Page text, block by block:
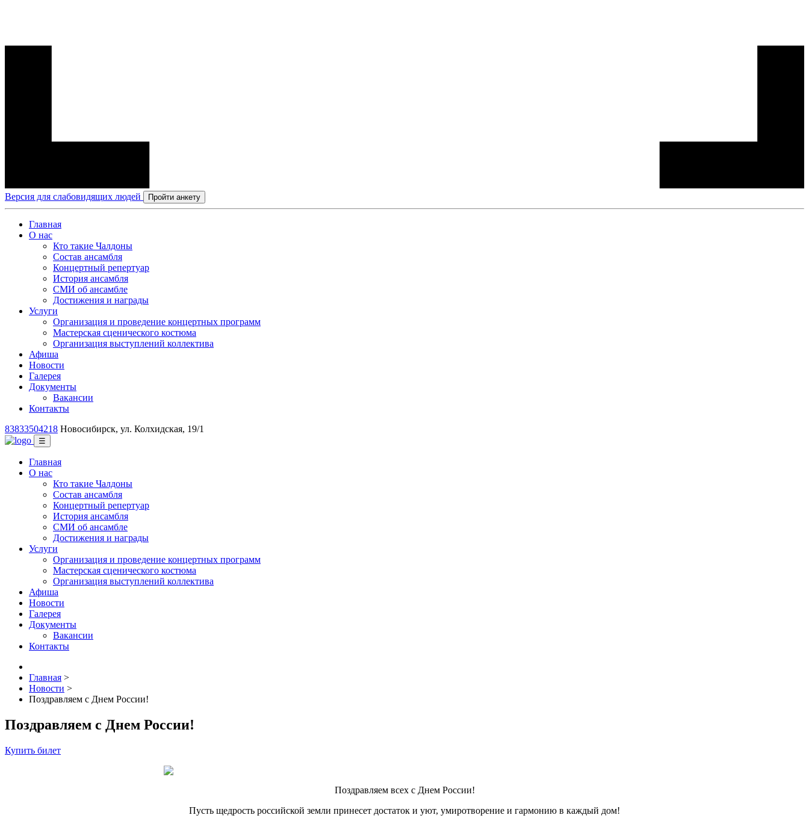
Версия для слабовидящих людей Пройти анкету
Главная
О нас
Кто такие Чалдоны
Состав ансамбля
Концертный репертуар
История ансамбля
СМИ об ансамбле
Достижения и награды
Услуги
Организация и проведение концертных программ
Мастерская сценического костюма
Организация выступлений коллектива
Афиша
Новости
Галерея
Документы
Вакансии
Контакты
83833504218 Новосибирск, ул. Колхидская, 19/1
☰
Главная
О нас
Кто такие Чалдоны
Состав ансамбля
Концертный репертуар
История ансамбля
СМИ об ансамбле
Достижения и награды
Услуги
Организация и проведение концертных программ
Мастерская сценического костюма
Организация выступлений коллектива
Афиша
Новости
Галерея
Документы
Вакансии
Контакты
Главная >
Новости >
Поздравляем с Днем России!
Поздравляем с Днем России!
Купить билет
Поздравляем всех с Днем России!
Пусть щедрость российской земли принесет достаток и уют, умиротворение и гармонию в каждый дом!